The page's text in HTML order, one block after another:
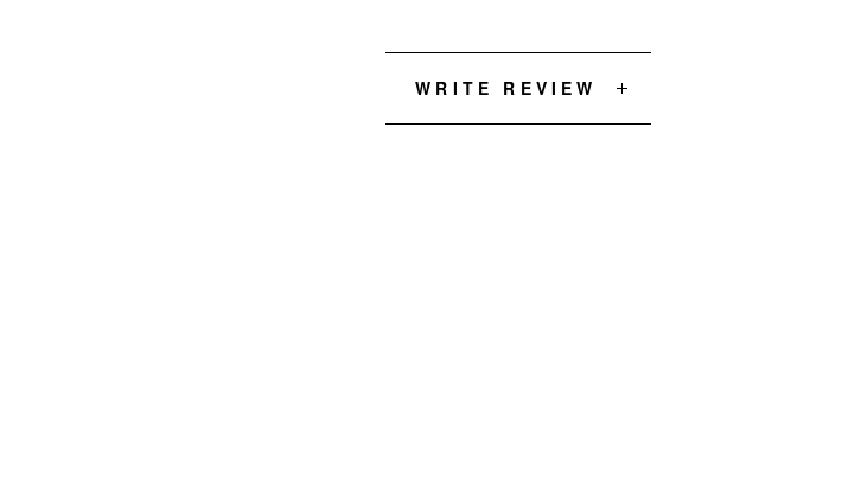
WRITE REVIEW